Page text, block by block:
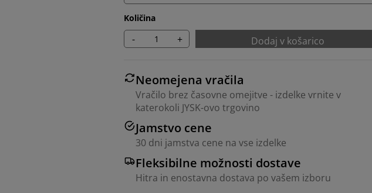
Količina
- + Dodaj v košarico
Neomejena vračila
Vračilo brez časovne omejitve - izdelke vrnite v
katerokoli JYSK-ovo trgovino
Jamstvo cene
30 dni jamstva cene na vse izdelke
Fleksibilne možnosti dostave
Hitra in enostavna dostava po vašem izboru